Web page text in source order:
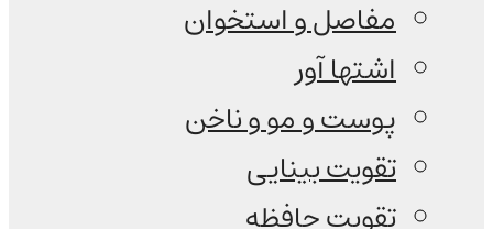
مفاصل و استخوان
اشتها آور
پوست و مو و ناخن
تقویت بینایی
تقویت حافظه